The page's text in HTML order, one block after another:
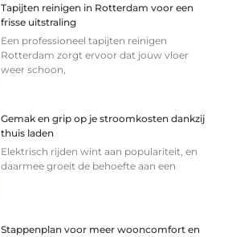
Tapijten reinigen in Rotterdam voor een
frisse uitstraling
Een professioneel tapijten reinigen
Rotterdam zorgt ervoor dat jouw vloer
weer schoon,
Gemak en grip op je stroomkosten dankzij
thuis laden
Elektrisch rijden wint aan populariteit, en
daarmee groeit de behoefte aan een
Stappenplan voor meer wooncomfort en